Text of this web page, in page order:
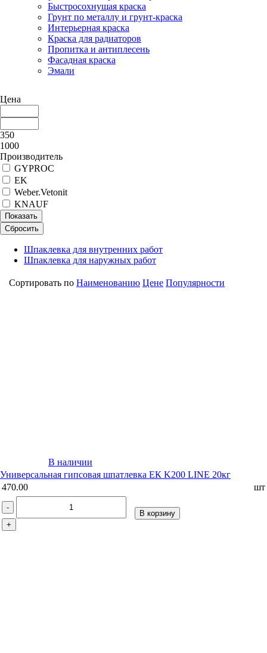
Быстросохнущая краска
Грунт по металлу и грунт-краска
Интерьерная краска
Краска для радиаторов
Пропитка и антиплесень
Фасадная краска
Эмали
Цена
350
1000
Производитель
GYPROC
EK
Weber.Vetonit
KNAUF
Показать
Сбросить
Шпаклевка для внутренних работ
Шпаклевка для наружных работ
Сортировать по Наименованию Цене Популярности
В наличии
Универсальная гипсовая шпатлевка ЕК K200 LINE 20кг
470.00
шт
-
+
В корзину